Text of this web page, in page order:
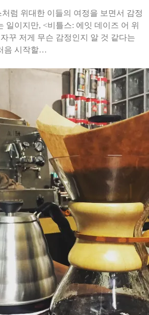
럼 위대한 이들의 여정을 보면서 감정
일이지만, <비틀스: 에잇 데이즈 어 위
꾸 저게 무슨 감정인지 알 것 같다는
음 시작할…